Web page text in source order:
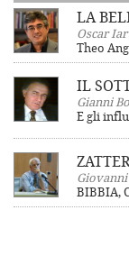
LA
Oscar
Theo
IL
Gianni
E gli
BIBBIA,